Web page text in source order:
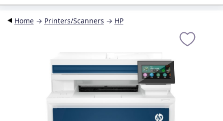
Home→ Printers/Scanners → HP